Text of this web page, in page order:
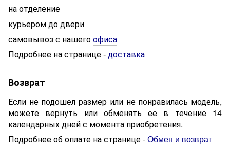
на отделение
курьером до двери
самовывоз с нашегоофиса
Подробнее на странице - доставка
Возврат
Если не подошел размер или не понравилась модель,
можете вернуть или обменять ее в течение 14
календарных дней с момента приобретения.
Подробнее об оплате на странице - Обмен и возврат